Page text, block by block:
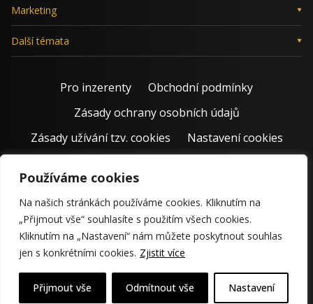
Používáme cookies
Na našich stránkách používáme cookies. Kliknutím na
„Přijmout vše“ souhlasíte s použitím všech cookies.
Kliknutím na „Nastavení“ nám můžete poskytnout souhlas
jen s konkrétními cookies. Zjistit více
Nastavení
Odmítnout vše
Přijmout vše
Marketing
Další témata
Pro inzerenty
Obchodní podmínky
Zásady ochrany osobních údajů
Zásady užívání tzv. cookies
Nastavení cookies
© 2011 – 2026 Jiří Rostecký | Inspiruje české podnikatele už 15